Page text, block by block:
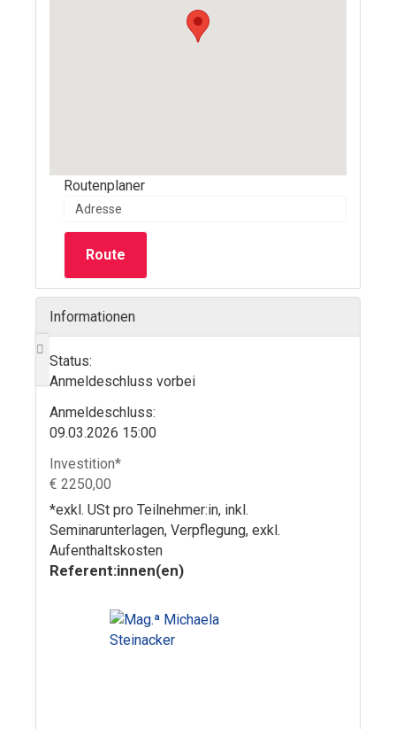
Routenplaner
Route
Informationen
Status:
Anmeldeschluss vorbei
Anmelde­schluss:
09.03.2026 15:00
Investition*
€ 2250,00
*exkl. USt pro Teilnehmer:in, inkl.
Seminarunterlagen, Verpflegung, exkl.
Aufenthaltskosten
Referent:innen(en)